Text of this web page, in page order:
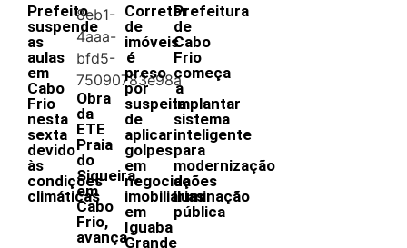
Prefeito
suspende
as
aulas
em
Cabo
Frio
nesta
sexta
devido
às
condições
climáticas
Obra
da
ETE
Praia
do
Siqueira,
em
Cabo
Frio,
avança
Corretor
de
imóveis
é
preso
por
suspeita
de
aplicar
golpes
em
negociações
imobiliárias
em
Iguaba
Grande
Prefeitura
de
Cabo
Frio
começa
a
implantar
sistema
inteligente
para
modernização
da
iluminação
pública